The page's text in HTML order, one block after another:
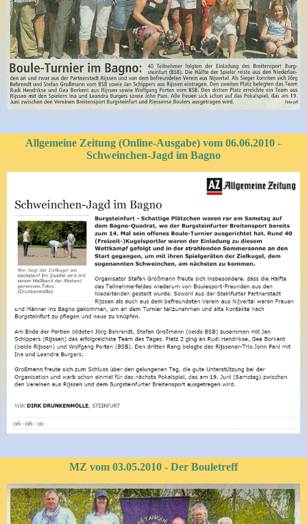
Allgemeine Zeitung (Online-Ausgabe) vom 06.06.2010 -
Schweinchen-Jagd im Bagno
MZ vom 03.05.2010 - Der Bouletreff